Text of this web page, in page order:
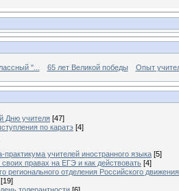
"... 65 лет Великой победы Опыт
Дню учителя [47]
по каратэ [4]
учителей иностранного языка [5]
правах на ЕГЭ и как действовать [4]
регионального отделения Российского
[19]